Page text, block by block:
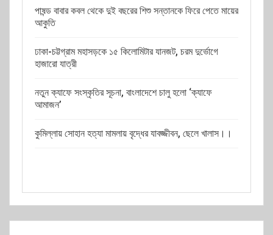
পাষন্ড বাবার কবল থেকে দুই বছরের শিশু সন্তানকে ফিরে পেতে মায়ের
আকুতি
ঢাকা-চট্টগ্রাম মহাসড়কে ১৫ কিলোমিটার যানজট, চরম দুর্ভোগে
হাজারো যাত্রী
নতুন ক্যাফে সংস্কৃতির সূচনা, বাংলাদেশে চালু হলো ‘ক্যাফে
আমাজন’
কুমিল্লায় সোহান হত্যা মামলায় বৃদ্ধের যাবজ্জীবন, ছেলে খালাস।।